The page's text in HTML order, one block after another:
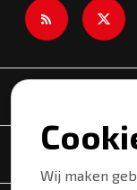
Onderwerpen
Wij maken